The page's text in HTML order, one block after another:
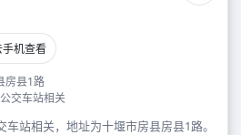
手机查看
房县1路
交车站相关
站相关，地址为十堰市房县房县1路。